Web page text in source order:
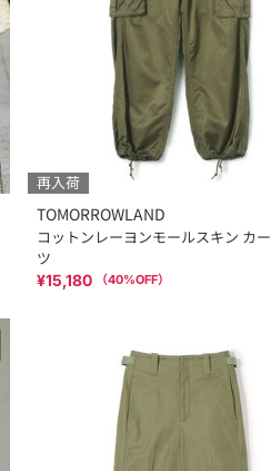
再入荷
TOMORROWLAND
コットンレーヨンモールスキン カ
ツ
¥15,180 （40%OFF）